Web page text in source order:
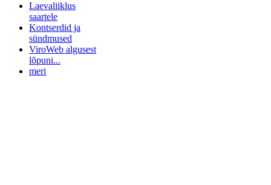
Laevaliiklus
saartele
Kontserdid ja
sündmused
ViroWeb algusest
lõpuni...
meri